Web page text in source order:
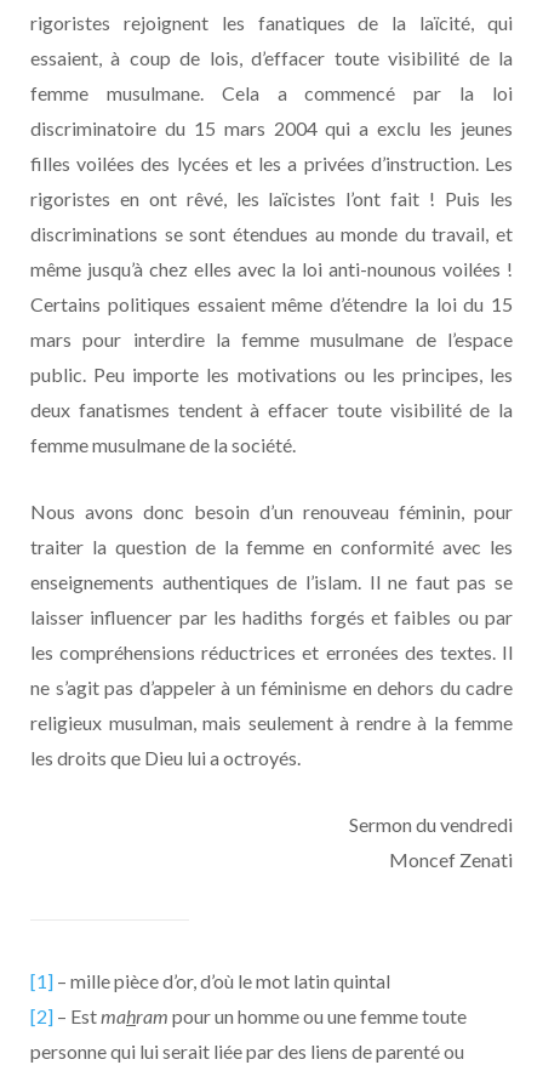
rigoristes rejoignent les fanatiques de la laïcité, qui
essaient, à coup de lois, d’effacer toute visibilité de la
femme musulmane. Cela a commencé par la loi
discriminatoire du 15 mars 2004 qui a exclu les jeunes
filles voilées des lycées et les a privées d’instruction. Les
rigoristes en ont rêvé, les laïcistes l’ont fait ! Puis les
discriminations se sont étendues au monde du travail, et
même jusqu’à chez elles avec la loi anti-nounous voilées !
Certains politiques essaient même d’étendre la loi du 15
mars pour interdire la femme musulmane de l’espace
public. Peu importe les motivations ou les principes, les
deux fanatismes tendent à effacer toute visibilité de la
femme musulmane de la société.
Nous avons donc besoin d’un renouveau féminin, pour
traiter la question de la femme en conformité avec les
enseignements authentiques de l’islam. Il ne faut pas se
laisser influencer par les hadiths forgés et faibles ou par
les compréhensions réductrices et erronées des textes. Il
ne s’agit pas d’appeler à un féminisme en dehors du cadre
religieux musulman, mais seulement à rendre à la femme
les droits que Dieu lui a octroyés.
Sermon du vendredi
Moncef Zenati
[1] – mille pièce d’or, d’où le mot latin quintal
[2] – Estmahram pour un homme ou une femme toute
personne qui lui serait liée par des liens de parenté ou